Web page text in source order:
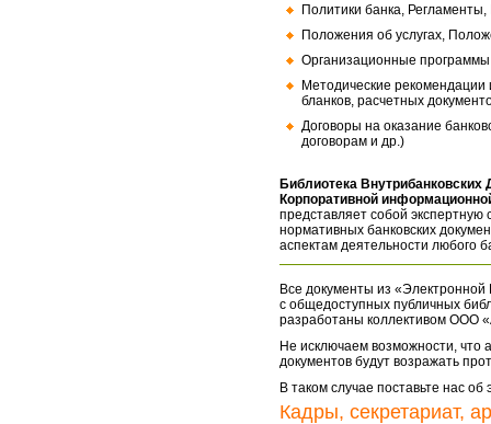
Политики банка,
Положения об услугах,
Организационные
Методические
бланков, расчетных
Договоры на оказание
договорам и др.)
Библиотека
Корпоративной
представляет собой экспертную
нормативных банковских
аспектам деятельности любого
Все документы из «Электронной
с общедоступных публичных
разработаны коллективом ООО
Не исключаем возможности, что
документов будут возражать
В таком случае поставьте нас
Кадры, секретариат,